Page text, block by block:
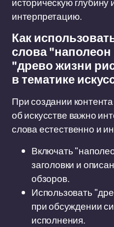
интерпретацию.
Как
слова "наполеон
"древо жизни
в тематике
При создании
об искусстве важно
слова естественно и
Включать
заголовки и
обзоров.
Использовать
при обсуждении
исполнения.